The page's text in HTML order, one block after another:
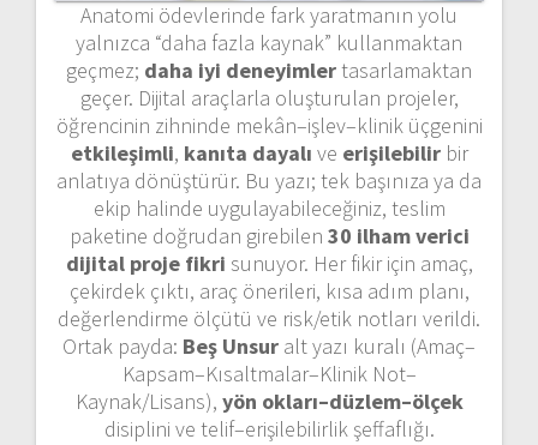
Anatomi ödevlerinde fark yaratmanın yolu
yalnızca “daha fazla kaynak” kullanmaktan
geçmez; daha iyi deneyimlertasarlamaktan
geçer. Dijital araçlarla oluşturulan projeler,
öğrencinin zihninde mekân–işlev–klinik üçgenini
etkileşimli, kanıta dayalı ve erişilebilirbir
anlatıya dönüştürür. Bu yazı; tek başınıza ya da
ekip halinde uygulayabileceğiniz, teslim
paketine doğrudan girebilen 30 ilham verici
dijital proje fikri sunuyor. Her fikir için amaç,
çekirdek çıktı, araç önerileri, kısa adım planı,
değerlendirme ölçütü ve risk/etik notları verildi.
Ortak payda: Beş Unsur alt yazı kuralı (Amaç–
Kapsam–Kısaltmalar–Klinik Not–
Kaynak/Lisans), yön okları–düzlem–ölçek
disiplini ve telif–erişilebilirlik şeffaflığı.